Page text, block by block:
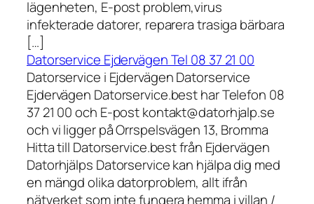
lägenheten, E-post problem,virus
infekterade datorer, reparera trasiga bärbara
[…]
Datorservice Ejdervägen Tel 08 37 21 00
Datorservice i Ejdervägen Datorservice
Ejdervägen Datorservice.best har Telefon 08
37 21 00 och E-post kontakt@datorhjalp.se
och vi ligger på Orrspelsvägen 13, Bromma
Hitta till Datorservice.best från Ejdervägen
Datorhjälps Datorservice kan hjälpa dig med
en mängd olika datorproblem, allt ifrån
nätverket som inte fungera hemma i villan /